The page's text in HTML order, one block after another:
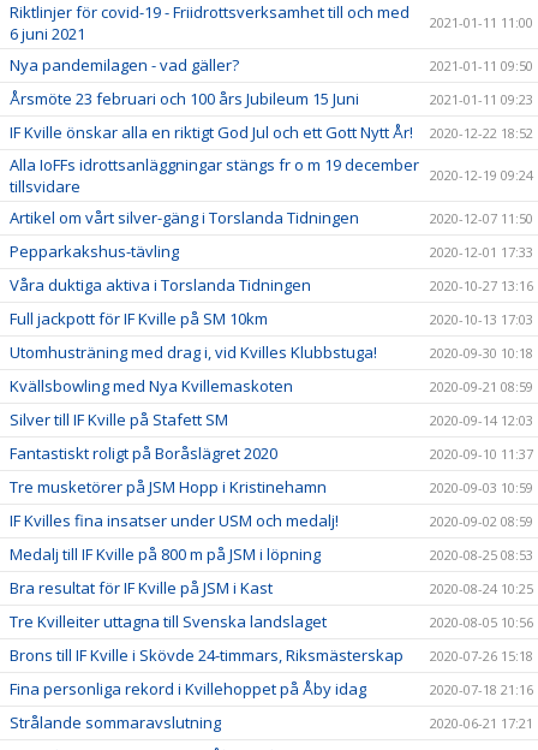
Riktlinjer för covid-19 - Friidrottsverksamhet till och med
6 juni 2021
2021-01-11 11:00
Nya pandemilagen - vad gäller? 2021-01-11 09:50
Årsmöte 23 februari och 100 års Jubileum 15 Juni 2021-01-11 09:23
IF Kville önskar alla en riktigt God Jul och ett Gott Nytt År! 2020-12-22 18:52
Alla IoFFs idrottsanläggningar stängs fr o m 19 december
tillsvidare
2020-12-19 09:24
Artikel om vårt silver-gäng i Torslanda Tidningen 2020-12-07 11:50
Pepparkakshus-tävling 2020-12-01 17:33
Våra duktiga aktiva i Torslanda Tidningen 2020-10-27 13:16
Full jackpott för IF Kville på SM 10km 2020-10-13 17:03
Utomhusträning med drag i, vid Kvilles Klubbstuga! 2020-09-30 10:18
Kvällsbowling med Nya Kvillemaskoten 2020-09-21 08:59
Silver till IF Kville på Stafett SM 2020-09-14 12:03
Fantastiskt roligt på Boråslägret 2020 2020-09-10 11:37
Tre musketörer på JSM Hopp i Kristinehamn 2020-09-03 10:59
IF Kvilles fina insatser under USM och medalj! 2020-09-02 08:59
Medalj till IF Kville på 800 m på JSM i löpning 2020-08-25 08:53
Bra resultat för IF Kville på JSM i Kast 2020-08-24 10:25
Tre Kvilleiter uttagna till Svenska landslaget 2020-08-05 10:56
Brons till IF Kville i Skövde 24-timmars, Riksmästerskap 2020-07-26 15:18
Fina personliga rekord i Kvillehoppet på Åby idag 2020-07-18 21:16
Strålande sommaravslutning 2020-06-21 17:21